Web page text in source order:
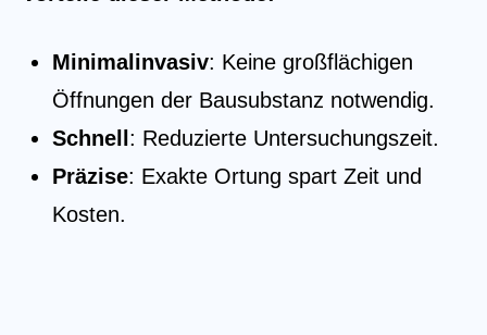
Minimalinvasiv: Keine großflächigen
Öffnungen der Bausubstanz notwendig.
Schnell : Reduzierte Untersuchungszeit.
Präzise: Exakte Ortung spart Zeit und
Kosten.